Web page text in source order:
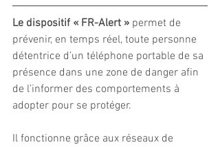
Le dispositif « FR-Alert » permet de
prévenir, en temps réel, toute personne
détentrice d’un téléphone portable de sa
présence dans une zone de danger afin
de l’informer des comportements à
adopter pour se protéger.
Il fonctionne grâce aux réseaux de